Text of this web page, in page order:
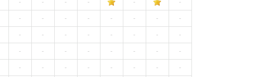
- - - - - -
- - - - - - - -
- - - - - - - -
- - - - - - - -
- - - - - - - -